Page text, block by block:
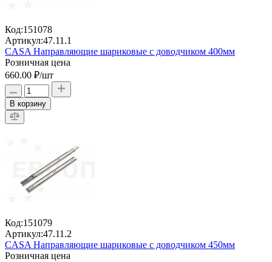
Код:151078
Артикул:47.11.1
CASA Направляющие шариковые с доводчиком 400мм
Розничная цена
660.00 ₽/шт
В корзину
Код:151079
Артикул:47.11.2
CASA Направляющие шариковые с доводчиком 450мм
Розничная цена